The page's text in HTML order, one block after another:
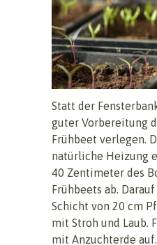
Statt der
guter Vorbereitung
Frühbeet verlegen.
natürliche Heizung
40 Zentimeter des
Frühbeets ab.
Schicht von 20 cm
mit Stroh und Laub.
mit Anzuchterde